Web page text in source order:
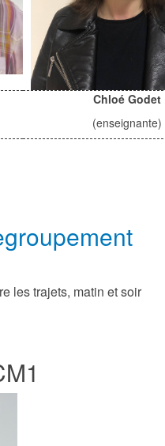
Chloé Godet
(enseignante)
les trajets, matin et soir